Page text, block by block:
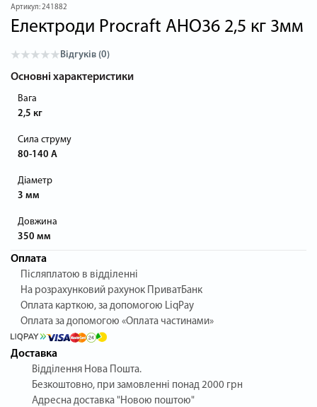
Артикул:241882
Електроди Procraft AHO36 2,5 кг 3мм
Відгуків (0)
Основні характеристики
Вага
2,5 кг
Сила струму
80-140 А
Діаметр
3 мм
Довжина
350 мм
Оплата
Післяплатою в відділенні
На розрахунковий рахунок ПриватБанк
Оплата карткою, за допомогою LiqPay
Оплата за допомогою «Оплата частинами»
Доставка
Відділення Нова Пошта.
Безкоштовно, при замовленні понад 2000 грн
Адресна доставка "Новою поштою"